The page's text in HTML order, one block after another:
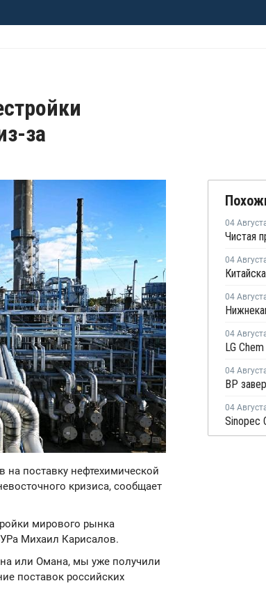
за
на поставку нефтехимической
кризиса, сообщает
мирового рынка
Михаил Карисалов.
или Омана, мы уже получили
поставок российских
04
04
04
04
04
04